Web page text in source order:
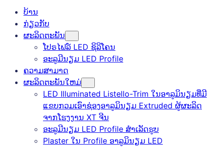
ບ້ານ
ກ່ຽວກັບ
ຜະລິດຕະພັນ
ໂປຣໄຟລ໌ LED ຊິລິໂຄນ
ອະລູມີນຽມ LED Profile
ຄວາມສາມາດ
ຜະລິດຕະພັນໃຫມ່
LED Illuminated Listello-Trim ໃນອາລູມິນຽມທີ່ມີ
ແຂບກວມເອົາຊ່ອງອາລູມິນຽມ Extruded ຜູ້ຜະລິດ
ຈາກໂຮງງານ XT ຈີນ
ອະລູມີນຽມ LED Profile ສໍາເລັດຮູບ
Plaster ໃນ Profile ອາລູມິນຽມ LED